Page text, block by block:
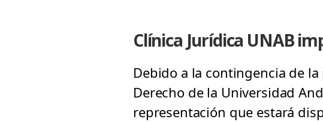
Clínica Jurídica UNAB
Debido a la contingencia de
Derecho de la Universidad
representación que estará